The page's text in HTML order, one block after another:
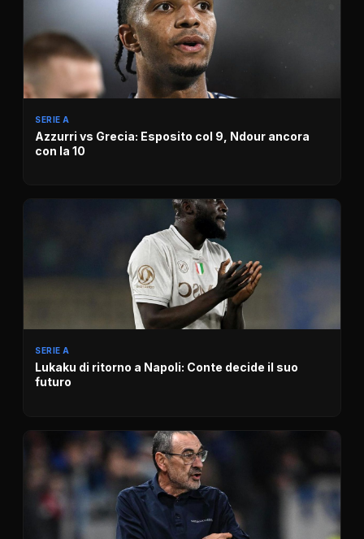
SERIE A
Azzurri vs Grecia: Esposito col 9, Ndour ancora
con la 10
SERIE A
Lukaku di ritorno a Napoli: Conte decide il suo
futuro